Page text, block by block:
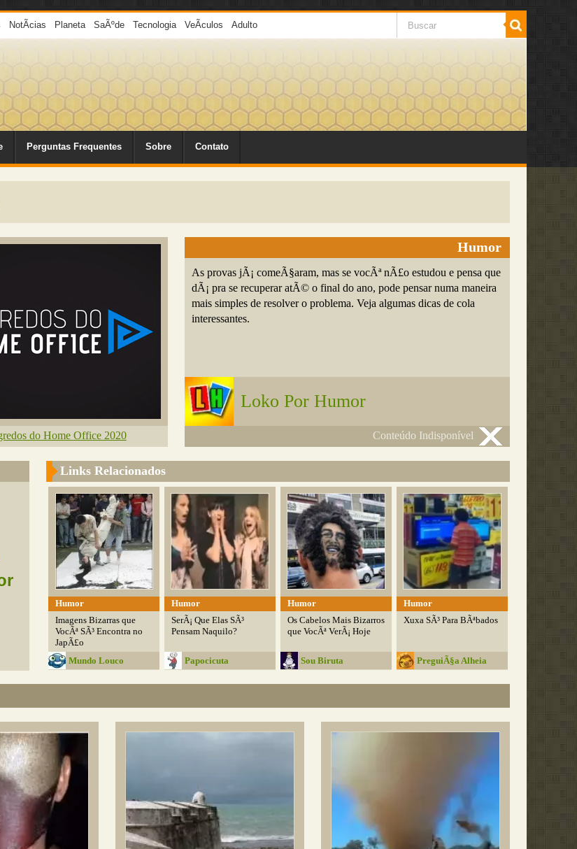
NotÃ­cias Planeta SaÃºde Tecnologia VeÃ­culos Adulto
Perguntas Frequentes Sobre Contato
do Home Office 2020
Humor
As provas jÃ¡ comeÃ§aram, mas se vocÃª nÃ£o estudou e pensa que
dÃ¡ pra se recuperar atÃ© o final do ano, pode pensar numa maneira
mais simples de resolver o problema. Veja algumas dicas de cola
interessantes.
Loko Por Humor
Conteúdo Indisponível
Links Relacionados
Humor
Imagens Bizarras que
VocÃª SÃ³ Encontra no
JapÃ£o
Mundo Louco
Humor
SerÃ¡ Que Elas SÃ³
Pensam Naquilo?
Papocicuta
Humor
Os Cabelos Mais Bizarros
que VocÃª VerÃ¡ Hoje
Sou Biruta
Humor
Xuxa SÃ³ Para BÃªbados
PreguiÃ§a Alheia